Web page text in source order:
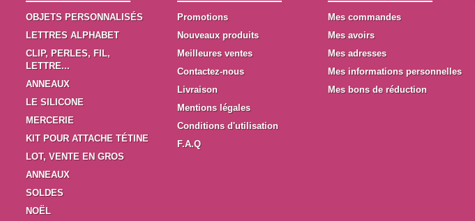
OBJETS PERSONNALISÉS
LETTRES ALPHABET
CLIP, PERLES, FIL,
LETTRE...
ANNEAUX
LE SILICONE
MERCERIE
KIT POUR ATTACHE TÉTINE
LOT, VENTE EN GROS
ANNEAUX
SOLDES
NOËL
Promotions
Nouveaux produits
Meilleures ventes
Contactez-nous
Livraison
Mentions légales
Conditions d'utilisation
F.A.Q
Mes commandes
Mes avoirs
Mes adresses
Mes informations personnelles
Mes bons de réduction